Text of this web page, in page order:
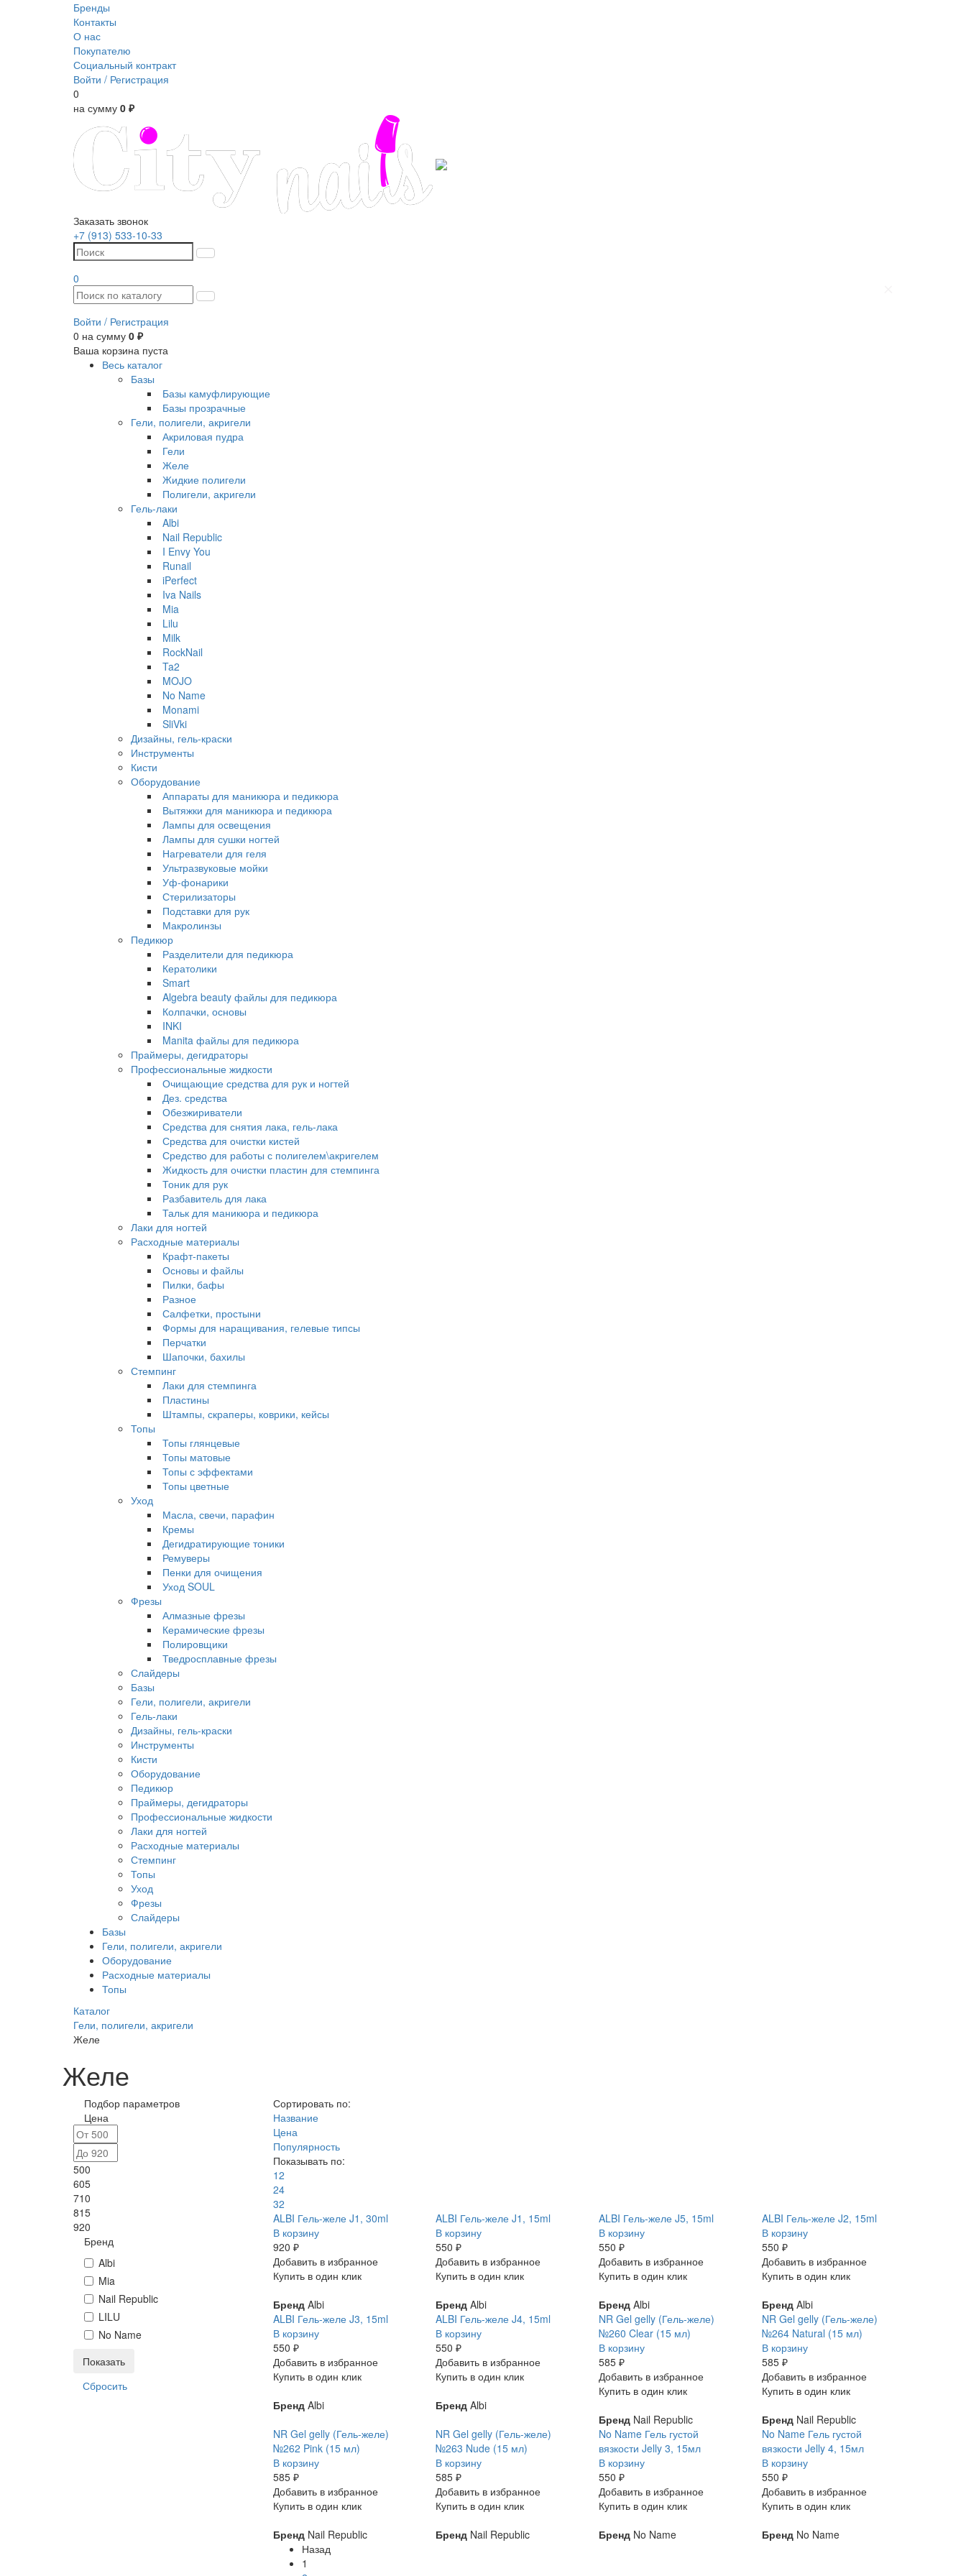
Бренды
Контакты
О нас
Покупателю
Социальный контракт
Войти / Регистрация
0
на сумму 0 ₽
Заказать звонок
+7 (913) 533-10-33
0
Войти / Регистрация
0 на сумму 0 ₽
Ваша корзина пуста
Весь каталог
Базы
Базы камуфлирующие
Базы прозрачные
Гели, полигели, акригели
Акриловая пудра
Гели
Желе
Жидкие полигели
Полигели, акригели
Гель-лаки
Albi
Nail Republic
I Envy You
Runail
iPerfect
Iva Nails
Mia
Lilu
Milk
RockNail
Ta2
MOJO
No Name
Monami
SliVki
Дизайны, гель-краски
Инструменты
Кисти
Оборудование
Аппараты для маникюра и педикюра
Вытяжки для маникюра и педикюра
Лампы для освещения
Лампы для сушки ногтей
Нагреватели для геля
Ультразвуковые мойки
Уф-фонарики
Стерилизаторы
Подставки для рук
Макролинзы
Педикюр
Разделители для педикюра
Кератолики
Smart
Algebra beauty файлы для педикюра
Колпачки, основы
INKI
Manita файлы для педикюра
Праймеры, дегидраторы
Профессиональные жидкости
Очищающие средства для рук и ногтей
Дез. средства
Обезжириватели
Средства для снятия лака, гель-лака
Средства для очистки кистей
Средство для работы с полигелем\акригелем
Жидкость для очистки пластин для стемпинга
Тоник для рук
Разбавитель для лака
Тальк для маникюра и педикюра
Лаки для ногтей
Расходные материалы
Крафт-пакеты
Основы и файлы
Пилки, бафы
Разное
Салфетки, простыни
Формы для наращивания, гелевые типсы
Перчатки
Шапочки, бахилы
Стемпинг
Лаки для стемпинга
Пластины
Штампы, скраперы, коврики, кейсы
Топы
Топы глянцевые
Топы матовые
Топы с эффектами
Топы цветные
Уход
Масла, свечи, парафин
Кремы
Дегидратирующие тоники
Ремуверы
Пенки для очищения
Уход SOUL
Фрезы
Алмазные фрезы
Керамические фрезы
Полировщики
Тведросплавные фрезы
Слайдеры
Базы
Гели, полигели, акригели
Гель-лаки
Дизайны, гель-краски
Инструменты
Кисти
Оборудование
Педикюр
Праймеры, дегидраторы
Профессиональные жидкости
Лаки для ногтей
Расходные материалы
Стемпинг
Топы
Уход
Фрезы
Слайдеры
Базы
Гели, полигели, акригели
Оборудование
Расходные материалы
Топы
Каталог
Гели, полигели, акригели
Желе
Желе
Подбор параметров
Цена
500
605
710
815
920
Бренд
Albi
Mia
Nail Republic
LILU
No Name
Сортировать по:
Название
Цена
Популярность
Показывать по:
12
24
32
ALBI Гель-желе J1, 30ml
В корзину
920 ₽
Добавить в избранное
Купить в один клик
БрендAlbi
ALBI Гель-желе J1, 15ml
В корзину
550 ₽
Добавить в избранное
Купить в один клик
Бренд Albi
ALBI Гель-желе J5, 15ml
В корзину
550 ₽
Добавить в избранное
Купить в один клик
Бренд Albi
ALBI Гель-желе J2, 15ml
В корзину
550 ₽
Добавить в избранное
Купить в один клик
Бренд Albi
ALBI Гель-желе J3, 15ml
В корзину
550 ₽
Добавить в избранное
Купить в один клик
БрендAlbi
ALBI Гель-желе J4, 15ml
В корзину
550 ₽
Добавить в избранное
Купить в один клик
Бренд Albi
NR Gel gelly (Гель-желе)
№260 Clear (15 мл)
В корзину
585 ₽
Добавить в избранное
Купить в один клик
Бренд Nail Republic
NR Gel gelly (Гель-желе)
№264 Natural (15 мл)
В корзину
585 ₽
Добавить в избранное
Купить в один клик
Бренд Nail Republic
NR Gel gelly (Гель-желе)
№262 Pink (15 мл)
В корзину
585 ₽
Добавить в избранное
Купить в один клик
БрендNail Republic
NR Gel gelly (Гель-желе)
№263 Nude (15 мл)
В корзину
585 ₽
Добавить в избранное
Купить в один клик
Бренд Nail Republic
No Name Гель густой
вязкости Jelly 3, 15мл
В корзину
550 ₽
Добавить в избранное
Купить в один клик
Бренд No Name
No Name Гель густой
вязкости Jelly 4, 15мл
В корзину
550 ₽
Добавить в избранное
Купить в один клик
Бренд No Name
Назад
1